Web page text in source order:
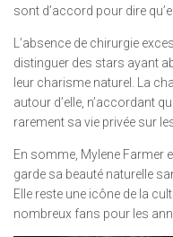
sont d’accord pour dire
L’absence de chirurgie
distinguer des stars ayant
leur charisme naturel. La
autour d’elle, n’accordant
rarement sa vie privée sur
En somme, Mylene Farmer
garde sa beauté naturelle
Elle reste une icône de la
nombreux fans pour les